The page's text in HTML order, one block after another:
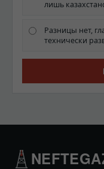
лишь
Разницы нет,
технически